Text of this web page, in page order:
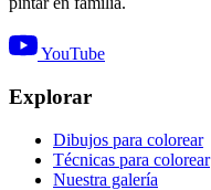
YouTube
Explorar
Dibujos para colorear
Técnicas para colorear
Nuestra galería